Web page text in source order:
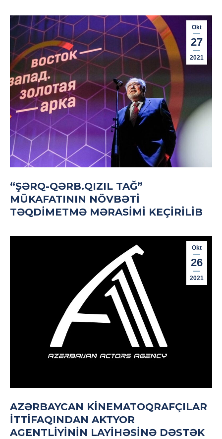
Okt
27
2021
“ŞƏRQ-QƏRB.QIZIL TAĞ”
MÜKAFATININ NÖVBƏTI
TƏQDIMETMƏ MƏRASIMI KEÇIRILIB
Okt
26
2021
AZƏRBAYCAN KINEMATOQRAFÇILAR
İTTIFAQINDAN AKTYOR
AGENTLIYININ LAYIHƏSINƏ DƏSTƏK